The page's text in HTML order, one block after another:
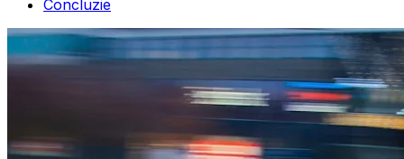
Concluzie